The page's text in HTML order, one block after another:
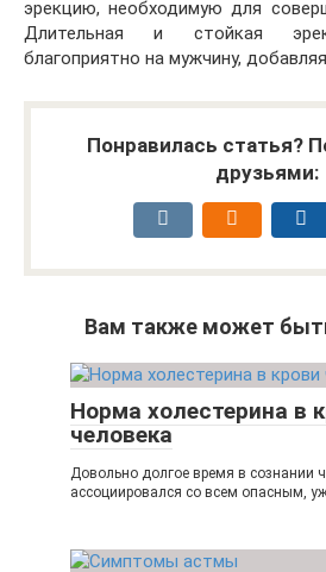
эрекцию, необходимую для
Длительная и стойкая
благоприятно на мужчину,
Понравилась статья?
друзьями:
Вам также может
Норма холестерина в
человека
Довольно долгое время в сознании
ассоциировался со всем опасным,